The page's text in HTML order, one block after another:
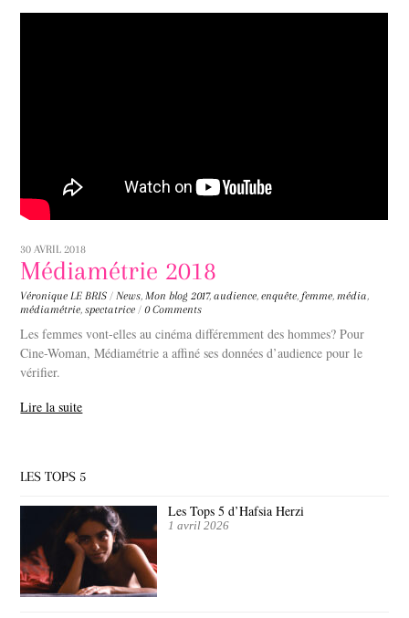
30 AVRIL 2018
Médiamétrie 2018
Véronique LE BRIS / News,Mon blog 2017,audience,enquête, femme,média,
médiamétrie,spectatrice / 0 Comments
Les femmes vont-elles au cinéma différemment des hommes? Pour
Cine-Woman, Médiamétrie a affiné ses données d’audience pour le
vérifier.
Lire la suite
LES TOPS 5
Les Tops 5 d’Hafsia Herzi
1 avril 2026